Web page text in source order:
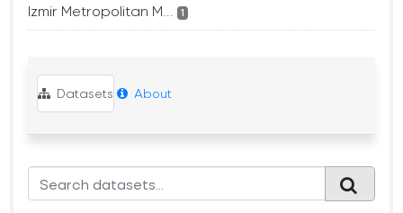
Izmir Metropolitan M... 1
Datasets About